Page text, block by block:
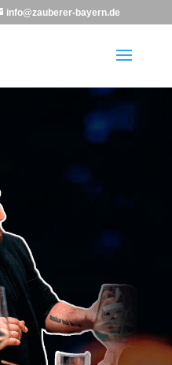
info@zauberer-bayern.de